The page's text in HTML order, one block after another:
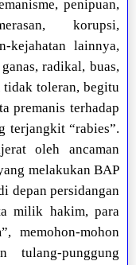
penipuan,
korupsi,
kejahatan lainnya,
radikal, buas,
toleran, begitu
premanis terhadap
terjangkit “rabies”.
oleh ancaman
melakukan BAP
depan persidangan
milik hakim, para
memohon-mohon
tulang-punggung